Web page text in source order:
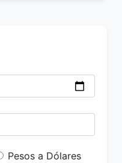
Pesos a Dólares